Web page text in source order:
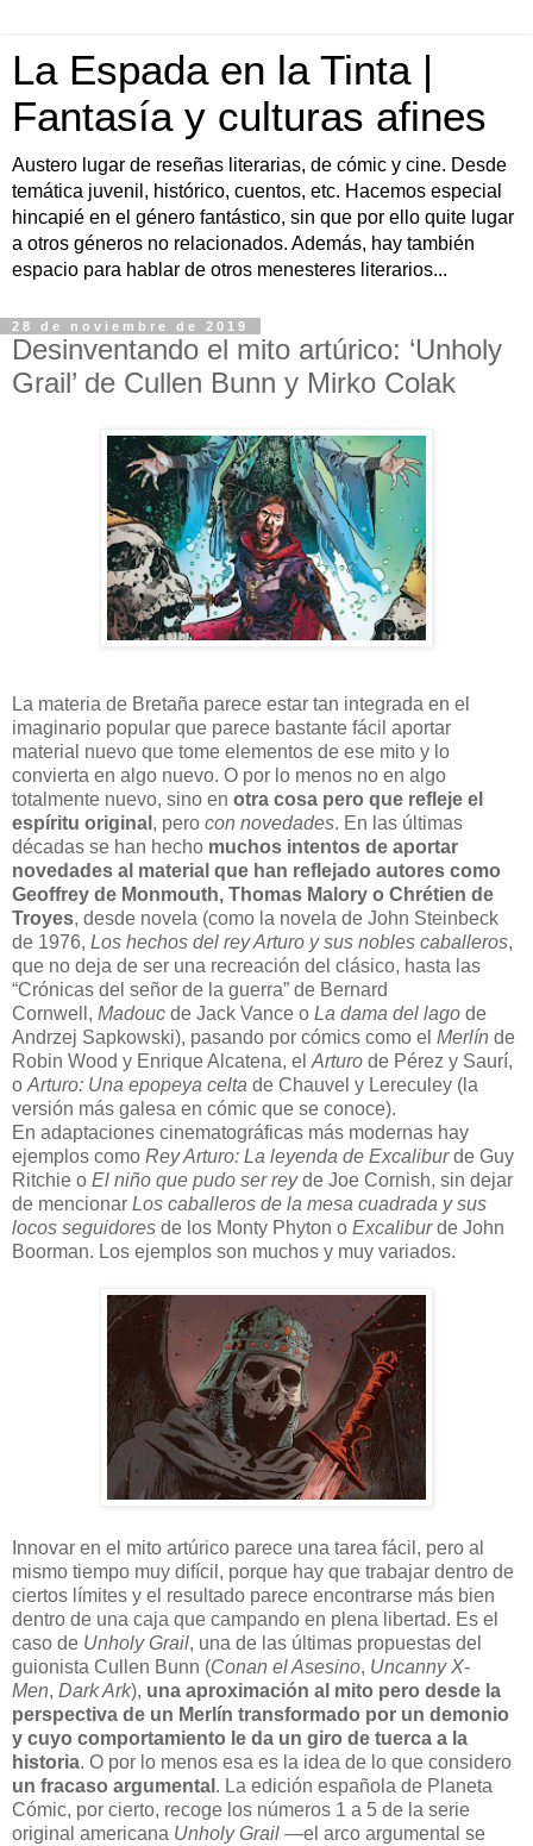
La Espada en la Tinta |
Fantasía y culturas afines
Austero lugar de reseñas literarias, de cómic y cine. Desde
temática juvenil, histórico, cuentos, etc. Hacemos especial
hincapié en el género fantástico, sin que por ello quite lugar
a otros géneros no relacionados. Además, hay también
espacio para hablar de otros menesteres literarios...
28 de noviembre de 2019
Desinventando el mito artúrico: ‘Unholy
Grail’ de Cullen Bunn y Mirko Colak
La materia de Bretaña parece estar tan integrada en el
imaginario popular que parece bastante fácil aportar
material nuevo que tome elementos de ese mito y lo
convierta en algo nuevo. O por lo menos no en algo
totalmente nuevo, sino en otra cosa pero que refleje el
espíritu original , pero con novedades. En las últimas
décadas se han hecho muchos intentos de aportar
novedades al material que han reflejado autores como
Geoffrey de Monmouth, Thomas Malory o Chrétien de
Troyes, desde novela (como la novela de John Steinbeck
de 1976, Los hechos del rey Arturo y sus nobles caballeros,
que no deja de ser una recreación del clásico, hasta las
“Crónicas del señor de la guerra” de Bernard
Cornwell, Madouc de Jack Vance o La dama del lago de
Andrzej Sapkowski), pasando por cómics como el Merlín de
Robin Wood y Enrique Alcatena, el Arturo de Pérez y Saurí,
o Arturo: Una epopeya celta de Chauvel y Lereculey (la
versión más galesa en cómic que se conoce).
En adaptaciones cinematográficas más modernas hay
ejemplos como Rey Arturo: La leyenda de Excaliburde Guy
Ritchie o El niño que pudo ser reyde Joe Cornish, sin dejar
de mencionar Los caballeros de la mesa cuadrada y sus
locos seguidores de los Monty Phyton o Excaliburde John
Boorman. Los ejemplos son muchos y muy variados.
Innovar en el mito artúrico parece una tarea fácil, pero al
mismo tiempo muy difícil, porque hay que trabajar dentro de
ciertos límites y el resultado parece encontrarse más bien
dentro de una caja que campando en plena libertad. Es el
caso de Unholy Grail, una de las últimas propuestas del
guionista Cullen Bunn (Conan el Asesino, Uncanny X-
Men, Dark Ark), una aproximación al mito pero desde la
perspectiva de un Merlín transformado por un demonio
y cuyo comportamiento le da un giro de tuerca a la
historia. O por lo menos esa es la idea de lo que considero
un fracaso argumental . La edición española de Planeta
Cómic, por cierto, recoge los números 1 a 5 de la serie
original americana Unholy Grail —el arco argumental se